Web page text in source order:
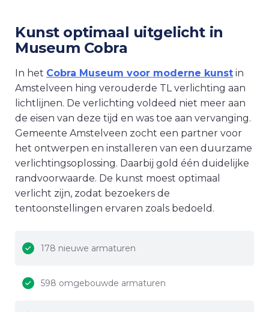
Kunst optimaal uitgelicht in
Museum Cobra
In het Cobra Museum voor moderne kunst in
Amstelveen hing verouderde TL verlichting aan
lichtlijnen. De verlichting voldeed niet meer aan
de eisen van deze tijd en was toe aan vervanging.
Gemeente Amstelveen zocht een partner voor
het ontwerpen en installeren van een duurzame
verlichtingsoplossing. Daarbij gold één duidelijke
randvoorwaarde. De kunst moest optimaal
verlicht zijn, zodat bezoekers de
tentoonstellingen ervaren zoals bedoeld.
178 nieuwe armaturen
598 omgebouwde armaturen